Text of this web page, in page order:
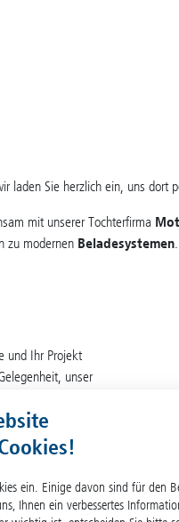
laden Sie herzlich ein, uns dort
mit unserer Tochterfirma
zu modernen Beladesystemen
und Ihr Projekt
unser
Schritte.
ein. Einige davon sind für den
Ihnen ein verbessertes